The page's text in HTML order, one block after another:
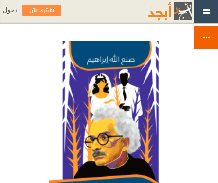
اشترك الآن دخول